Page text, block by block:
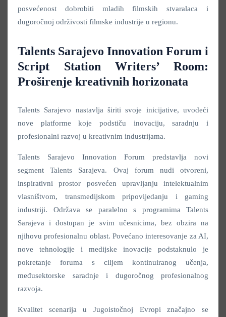
posvećenost dobrobiti mladih filmskih stvaralaca i
dugoročnoj održivosti filmske industrije u regionu.
Talents Sarajevo Innovation Forum i
Script Station Writers’ Room:
Proširenje kreativnih horizonata
Talents Sarajevo nastavlja širiti svoje inicijative, uvodeći
nove platforme koje podstiču inovaciju, saradnju i
profesionalni razvoj u kreativnim industrijama.
Talents Sarajevo Innovation Forum predstavlja novi
segment Talents Sarajeva. Ovaj forum nudi otvoreni,
inspirativni prostor posvećen upravljanju intelektualnim
vlasništvom, transmedijskom pripovijedanju i gaming
industriji. Održava se paralelno s programima Talents
Sarajeva i dostupan je svim učesnicima, bez obzira na
njihovu profesionalnu oblast. Povećano interesovanje za AI,
nove tehnologije i medijske inovacije podstaknulo je
pokretanje foruma s ciljem kontinuiranog učenja,
međusektorske saradnje i dugoročnog profesionalnog
razvoja.
Kvalitet scenarija u Jugoistočnoj Evropi značajno se